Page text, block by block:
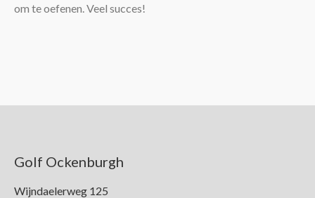
om te oefenen. Veel succes!
Golf Ockenburgh
Wijndaelerweg 125